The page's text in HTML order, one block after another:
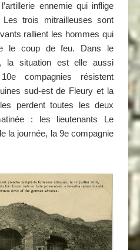
ennemie qui inflige
trois mitrailleuses sont
rallient les hommes qui
le coup de feu. Dans le
la situation est elle aussi
compagnies résistent
sud-est de Fleury et la
perdent toutes les deux
: les lieutenants Le
la journée, la 9e compagnie